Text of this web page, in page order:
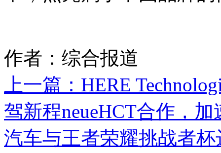
作者：综合报道
上一篇： HERE
驾新程neueHCT合作，
汽车与王者荣耀挑战者